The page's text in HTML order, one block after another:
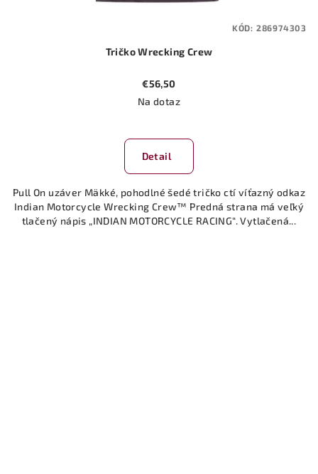
Tričko Wrecking Crew
€56,50
Na dotaz
Detail
Pull On uzáver Mäkké, pohodlné šedé tričko ctí víťazný odkaz
Indian Motorcycle Wrecking Crew™ Predná strana má veľký
tlačený nápis „INDIAN MOTORCYCLE RACING“. Vytlačená...
KÓD: 286974303